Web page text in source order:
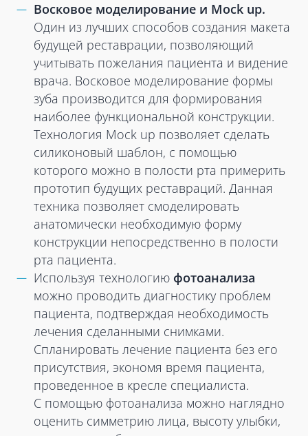
Восковое моделирование и Mock up.
Один из лучших способов создания макета
будущей реставрации, позволяющий
учитывать пожелания пациента и видение
врача. Восковое моделирование формы
зуба производится для формирования
наиболее функциональной конструкции.
Технология Mock up позволяет сделать
силиконовый шаблон, с помощью
которого можно в полости рта примерить
прототип будущих реставраций. Данная
техника позволяет смоделировать
анатомически необходимую форму
конструкции непосредственно в полости
рта пациента.
Используя технологию фотоанализа
можно проводить диагностику проблем
пациента, подтверждая необходимость
лечения сделанными снимками.
Спланировать лечение пациента без его
присутствия, экономя время пациента,
проведенное в кресле специалиста.
С помощью фотоанализа можно наглядно
оценить симметрию лица, высоту улыбки,